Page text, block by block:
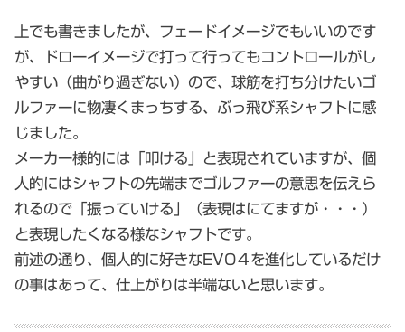
上でも書きましたが、フェードイメージでもいいのです
が、ドローイメージで打って行ってもコントロールがし
やすい（曲がり過ぎない）ので、球筋を打ち分けたいゴ
ルファーに物凄くまっちする、ぶっ飛び系シャフトに感
じました。
メーカー様的には「叩ける」と表現されていますが、個
人的にはシャフトの先端までゴルファーの意思を伝えら
れるので「振っていける」（表現はにてますが・・・）
と表現したくなる様なシャフトです。
前述の通り、個人的に好きなEVO４を進化しているだけ
の事はあって、仕上がりは半端ないと思います。